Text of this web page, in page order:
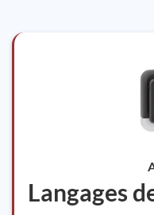
Langages